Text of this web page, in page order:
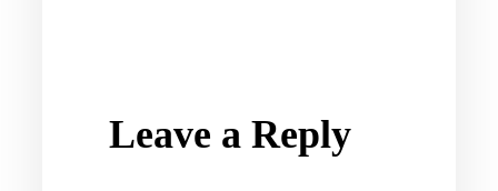
Leave a Reply